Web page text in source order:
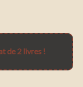
de 2 livres!